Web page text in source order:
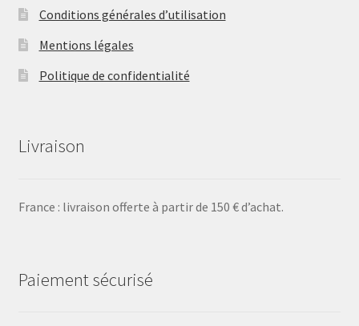
Conditions générales d’utilisation
Mentions légales
Politique de confidentialité
Livraison
France : livraison offerte à partir de 150 € d’achat.
Paiement sécurisé